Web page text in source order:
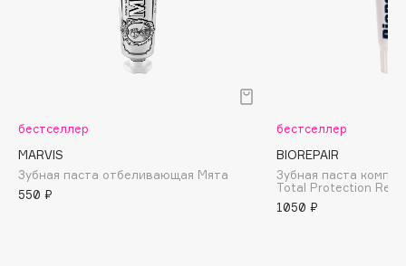
Banderas
Basicare
Batiste
бестселлер
MARVIS
Зубная паста отбеливающая Мята
550 ₽
бестселлер
BIOREPAIR
Зубная паста
Total Protection
1050 ₽